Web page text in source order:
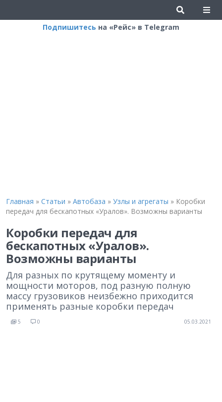
Подпишитесь на «Рейс» в Telegram
Главная » Статьи » Автобаза » Узлы и агрегаты » Коробки
передач для бескапотных «Уралов». Возможны варианты
Коробки передач для
бескапотных «Уралов».
Возможны варианты
Для разных по крутящему моменту и
мощности моторов, под разную полную
массу грузовиков неизбежно приходится
применять разные коробки передач
5 0 05.03.2021